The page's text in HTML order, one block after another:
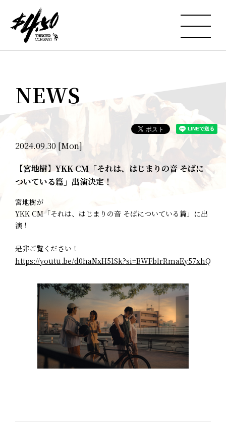
NEWS
2024.09.30 [Mon]
【宮地樹】YKK CM「それは、はじまりの音 そばに
ついている篇」出演決定！
宮地樹が
YKK CM「それは、はじまりの音 そばについている篇」に出
演！
是非ご覧ください！
https://youtu.be/d0haNxH51Sk?si=BWFblrRmaEy57xhQ